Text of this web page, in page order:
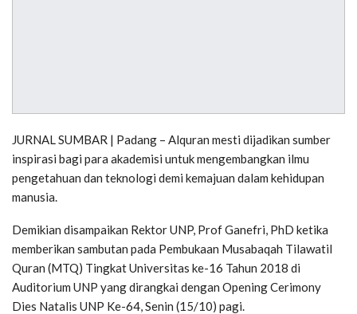
JURNAL SUMBAR | Padang – Alquran mesti dijadikan sumber
inspirasi bagi para akademisi untuk mengembangkan ilmu
pengetahuan dan teknologi demi kemajuan dalam kehidupan
manusia.
Demikian disampaikan Rektor UNP, Prof Ganefri, PhD ketika
memberikan sambutan pada Pembukaan Musabaqah Tilawatil
Quran (MTQ) Tingkat Universitas ke-16 Tahun 2018 di
Auditorium UNP yang dirangkai dengan Opening Cerimony
Dies Natalis UNP Ke-64, Senin (15/10) pagi.